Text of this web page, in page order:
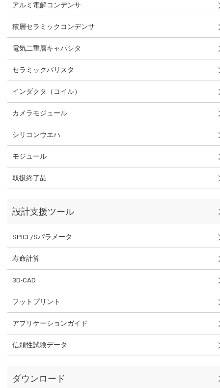
アルミ電解コンデンサ
積層セラミックコンデンサ
電気二重層キャパシタ
セラミックバリスタ
インダクタ（コイル）
カメラモジュール
シリコンウエハ
モジュール
取扱終了品
設計支援ツール
SPICE/Sパラメータ
寿命計算
3D-CAD
フットプリント
アプリケーションガイド
信頼性試験データ
ダウンロード